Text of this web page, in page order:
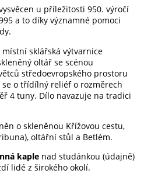
u příležitosti 950. výročí
a to díky významné pomoci
sklářská výtvarnice
oltář se scénou
středoevropského prostoru
se o třídílný reliéf o rozměrech
4 tuny. Dílo navazuje na tradici
o skleněnou Křížovou cestu,
oltářní stůl a Betlém.
kaple nad studánkou (údajně)
lidé z širokého okolí.